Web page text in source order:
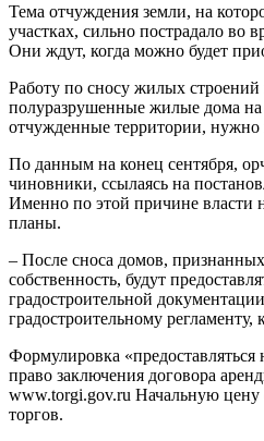
Тема отчуждения земли, на
участках, сильно пострадало во
Они ждут, когда можно будет
Работу по сносу жилых
полуразрушенные жилые дома
отчужденные территории, нужно
По данным на конец сентября,
чиновники, ссылаясь на
Именно по этой причине власти
планы.
– После сноса домов,
собственность, будут
градостроительной
градостроительному
Формулировка «предоставляться
право заключения договора
www.torgi.gov.ru Начальную цену
торгов.